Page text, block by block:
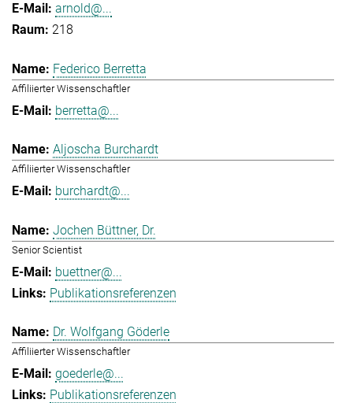
arnold@...
218
Federico Berretta
Affiliierter Wissenschaftler
berretta@...
Aljoscha Burchardt
Affiliierter Wissenschaftler
burchardt@...
Jochen Büttner, Dr.
Senior Scientist
buettner@...
Publikationsreferenzen
Dr. Wolfgang Göderle
Affiliierter Wissenschaftler
goederle@...
Publikationsreferenzen